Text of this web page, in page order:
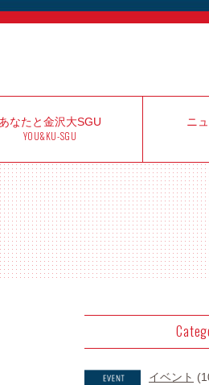
なたと金沢大SGU
YOU&KU-SGU
ニ
イベント